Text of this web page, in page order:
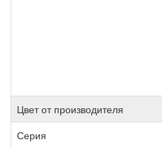
Цвет от производителя
Серия